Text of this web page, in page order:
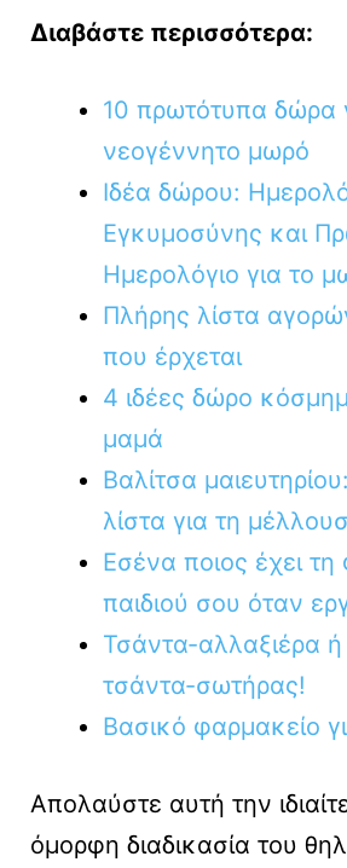
Διαβάστε περισσότερα:
10 πρωτότυπα δώρα
νεογέννητο μωρό
Ιδέα δώρου:
Εγκυμοσύνης και
Ημερολόγιο για το
Πλήρης λίστα
που έρχεται
4 ιδέες δώρο
μαμά
Βαλίτσα
λίστα για τη
Εσένα ποιος έχει τη
παιδιού σου όταν
Τσάντα-αλλαξιέρα
τσάντα-σωτήρας!
Βασικό φαρμακείο
Απολαύστε αυτή την
όμορφη διαδικασία του